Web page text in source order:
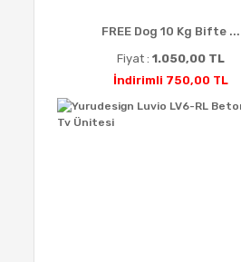
FREE Dog 10 Kg Bifte ...
Fiyat : 1.050,00 TL
İndirimli 750,00 TL